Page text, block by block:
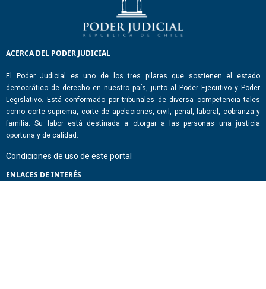
ACERCA DEL PODER JUDICIAL
El Poder Judicial es uno de los tres pilares que sostienen el estado
democrático de derecho en nuestro país, junto al Poder Ejecutivo y Poder
Legislativo. Está conformado por tribunales de diversa competencia tales
como corte suprema, corte de apelaciones, civil, penal, laboral, cobranza y
familia. Su labor está destinada a otorgar a las personas una justicia
oportuna y de calidad.
Condiciones de uso de este portal
ENLACES DE INTERÉS